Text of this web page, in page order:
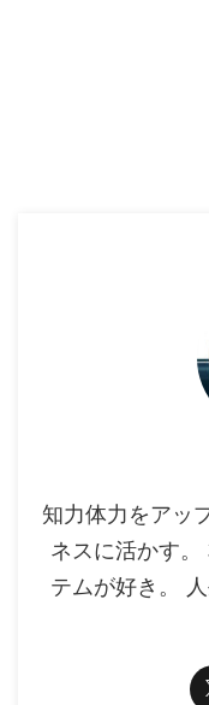
らう方法 ７つの習慣 リ
つの習慣「第５の習慣
知力体力をアッ
ネスに活かす。
テムが好き。